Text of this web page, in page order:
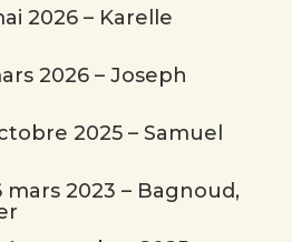
2026 – Karelle
2026 – Joseph
2025 – Samuel
mars 2023 – Bagnoud,